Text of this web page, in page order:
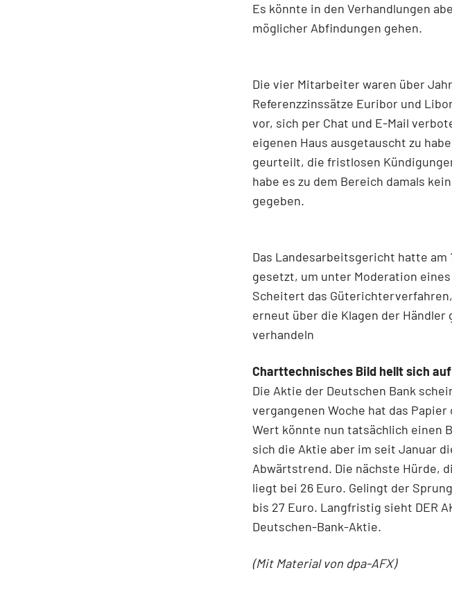
Es könnte in den Verhandlungen
möglicher Abfindungen gehen.
Die vier Mitarbeiter waren über
Referenzzinssätze Euribor und
vor, sich per Chat und E-Mail
eigenen Haus ausgetauscht zu
geurteilt, die fristlosen
habe es zu dem Bereich damals
gegeben.
Das Landesarbeitsgericht hatte am
gesetzt, um unter Moderation
Scheitert das
erneut über die Klagen der
verhandeln
Charttechnisches Bild hellt sich auf
Die Aktie der Deutschen Bank
vergangenen Woche hat das
Wert könnte nun tatsächlich einen
sich die Aktie aber im seit Januar
Abwärtstrend. Die nächste Hürde,
liegt bei 26 Euro. Gelingt der
bis 27 Euro. Langfristig sieht DER
Deutschen-Bank-Aktie.
(Mit Material von dpa-AFX)